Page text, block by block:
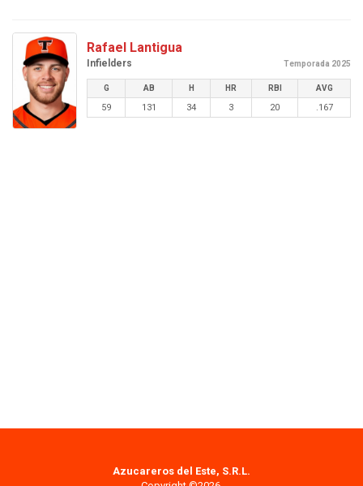
Rafael Lantigua
Infielders Temporada 2025
G AB H HR RBI AVG
59 131 34 3 20 .167
Azucareros del Este, S.R.L.